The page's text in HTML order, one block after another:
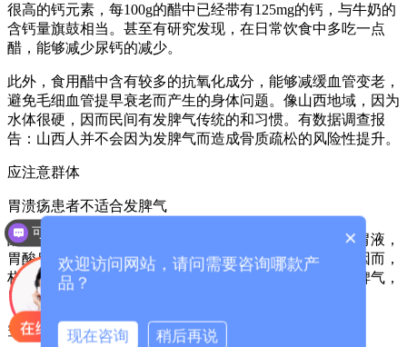
很高的钙元素，每100g的醋中已经带有125mg的钙，与牛奶的
含钙量旗鼓相当。甚至有研究发现，在日常饮食中多吃一点
醋，能够减少尿钙的减少。
此外，食用醋中含有较多的抗氧化成分，能够减缓血管变老，
避免毛细血管提早衰老而产生的身体问题。像山西地域，因为
水体很硬，因而民间有发脾气传统的和习惯。有数据调查报
告：山西人并不会因为发脾气而造成骨质疏松的风险性提升。
应注意群体
胃溃疡患者不适合发脾气
醋自身含有大量的有机物，并且还会刺激性胃分泌很多胃液，
胃酸反流会浸蚀胃溃疡患者的胃黏膜，加剧溃烂病况。因而，
桡骨超声骨密度测试仪厂家提示身患胃溃疡的人不可发脾气，
胃酸反流得人一样最好也不要发脾气。
空着肚子不适合发脾气
×
欢迎访问网站，请问需要咨询哪款产
品？
现在咨询 稍后再说